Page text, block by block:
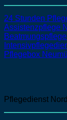
24 Stunden
Assistenzpflege
Pflegebox
Pflegedienst